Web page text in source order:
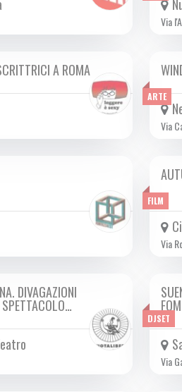
Via
2023 A ROMA
ARTE
Via
2023
FILM
Via
DIVAGAZIONI
DJSET
Via